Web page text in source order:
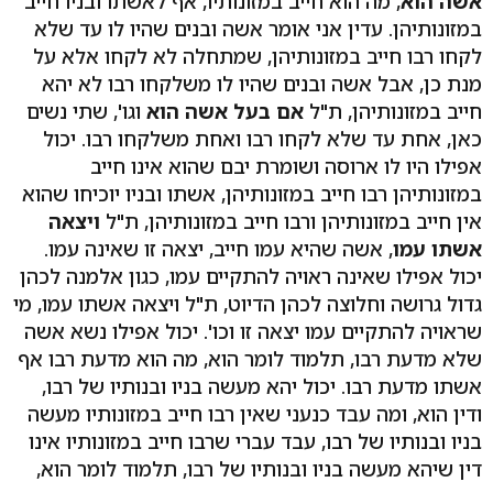
במזונותיהן. עדין אני אומר אשה ובנים שהיו לו עד שלא
לקחו רבו חייב במזונותיהן, שמתחלה לא לקחו אלא על
מנת כן, אבל אשה ובנים שהיו לו משלקחו רבו לא יהא
חייב במזונותיהן, ת"ל אם בעל אשה הוא וגו', שתי נשים
כאן, אחת עד שלא לקחו רבו ואחת משלקחו רבו. יכול
אפילו היו לו ארוסה ושומרת יבם שהוא אינו חייב
במזונותיהן רבו חייב במזונותיהן, אשתו ובניו יוכיחו שהוא
אין חייב במזונותיהן ורבו חייב במזונותיהן, ת"ל ויצאה
אשתו עמו, אשה שהיא עמו חייב, יצאה זו שאינה עמו.
יכול אפילו שאינה ראויה להתקיים עמו, כגון אלמנה לכהן
גדול גרושה וחלוצה לכהן הדיוט, ת"ל ויצאה אשתו עמו, מי
שראויה להתקיים עמו יצאה זו וכו'. יכול אפילו נשא אשה
שלא מדעת רבו, תלמוד לומר הוא, מה הוא מדעת רבו אף
אשתו מדעת רבו. יכול יהא מעשה בניו ובנותיו של רבו,
ודין הוא, ומה עבד כנעני שאין רבו חייב במזונותיו מעשה
בניו ובנותיו של רבו, עבד עברי שרבו חייב במזונותיו אינו
דין שיהא מעשה בניו ובנותיו של רבו, תלמוד לומר הוא,